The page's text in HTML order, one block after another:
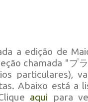
a edição de
chamada "プ
particulares),
Abaixo está a
aqui para